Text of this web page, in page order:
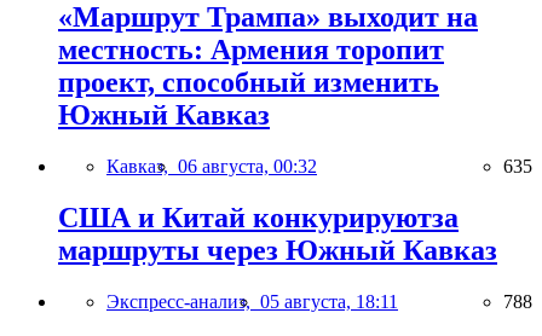
«Маршрут Трампа» выходит на
местность: Армения торопит
проект, способный изменить
Южный Кавказ
Кавказ, 06 августа, 00:32 635
США и Китай конкурируютза
маршруты через Южный Кавказ
Экспресс-анализ, 05 августа, 18:11 788